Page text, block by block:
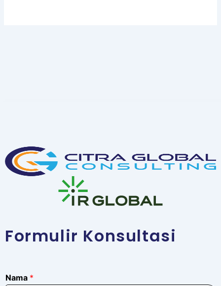
Formulir Konsultasi
Nama *